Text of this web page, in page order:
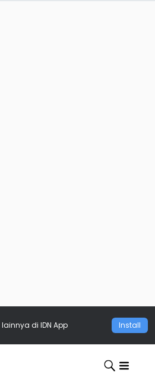
lainnya di IDN App Install